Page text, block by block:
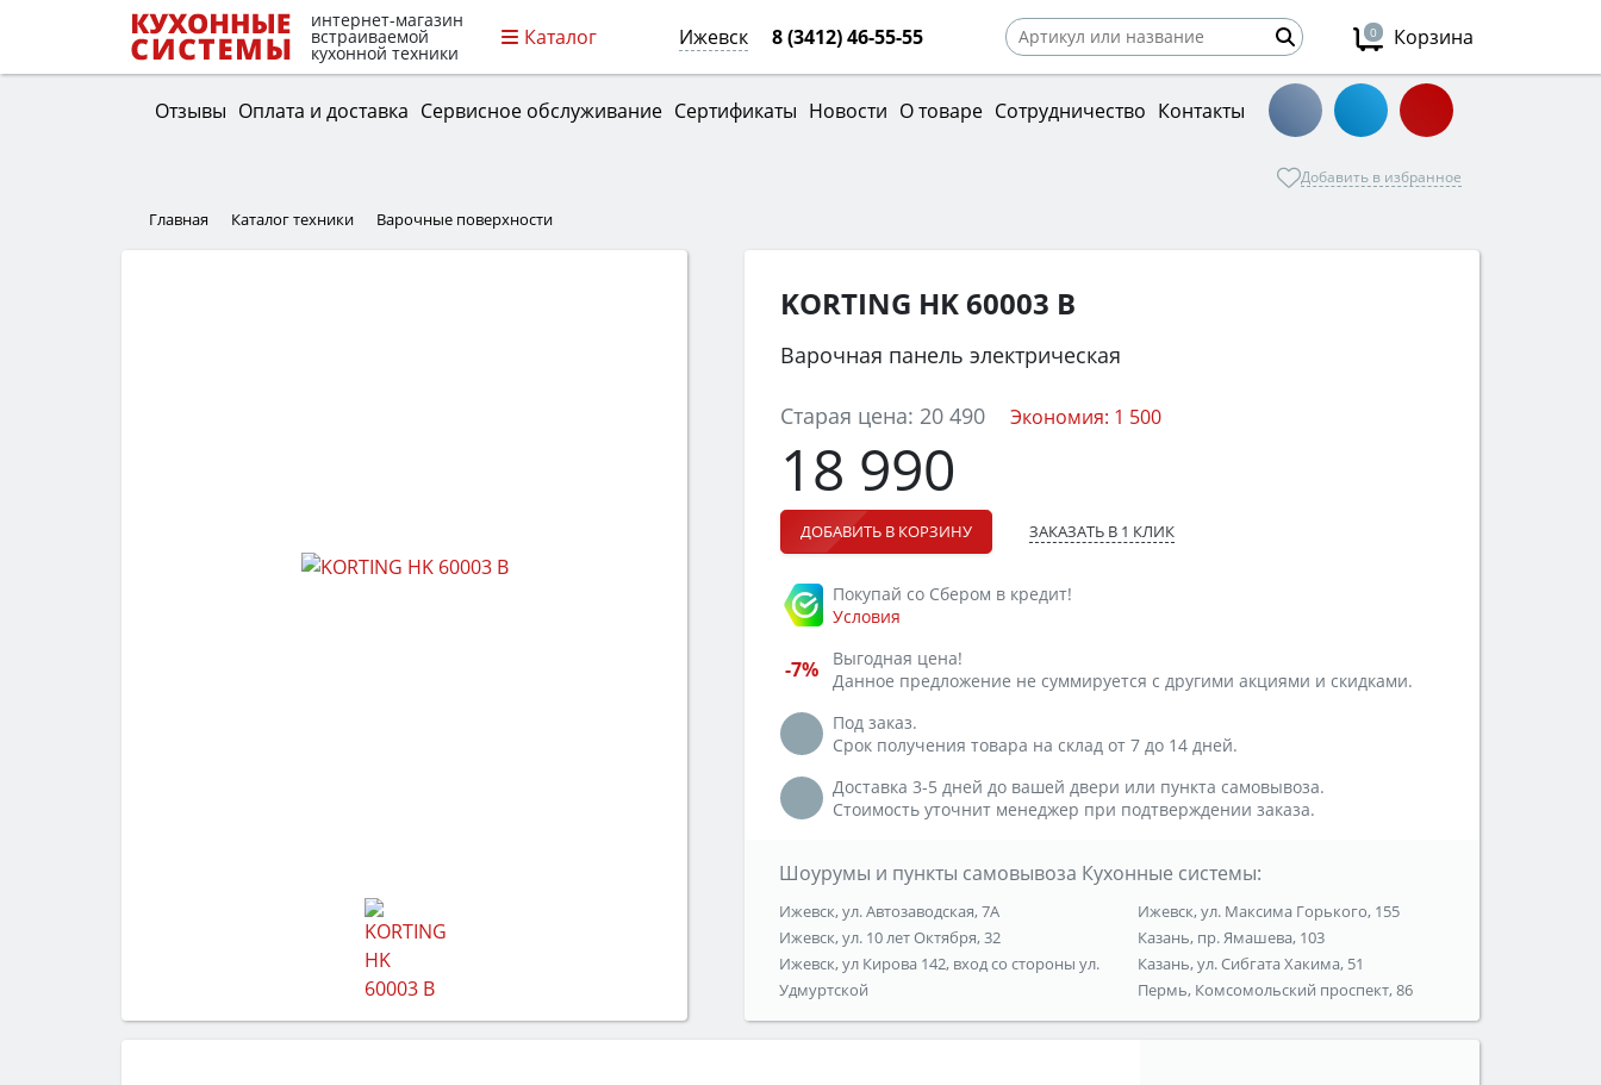
интернет-магазин
встраиваемой
кухонной техники
Каталог Ижевск 8 (3412) 46-55-55 0 Корзина
Отзывы Оплата и доставка Сервисное обслуживание Сертификаты Новости О товаре Сотрудничество Контакты
Добавить в избранное
Главная Каталог техники Варочные поверхности
KORTING HK 60003 B
Варочная панель электрическая
Старая цена: 20 490 Экономия: 1 500
18 990
ДОБАВИТЬ В КОРЗИНУ ЗАКАЗАТЬ В 1 КЛИК
Покупай со Сбером в кредит!
Условия
-7%
Выгодная цена!
Данное предложение не суммируется с другими акциями и скидками.
Под заказ.
Срок получения товара на склад от 7 до 14 дней.
Доставка 3-5 дней до вашей двери или пункта самовывоза.
Стоимость уточнит менеджер при подтверждении заказа.
Шоурумы и пункты самовывоза Кухонные системы:
Ижевск, ул. Автозаводская, 7А
Ижевск, ул. 10 лет Октября, 32
Ижевск, ул Кирова 142, вход со стороны ул.
Удмуртской
Ижевск, ул. Максима Горького, 155
Казань, пр. Ямашева, 103
Казань, ул. Сибгата Хакима, 51
Пермь, Комсомольский проспект, 86